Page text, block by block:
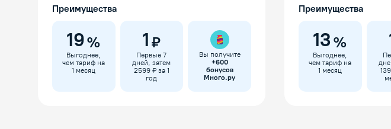
Преимущества
19%
Выгоднее,
чем тариф на
1 месяц
1 ₽
Первые 7
дней, затем
2599 ₽ за 1
год
Вы получите
+600
бонусов
Много.ру
Преимущества
13 %
Выгоднее,
чем тариф на
1 месяц